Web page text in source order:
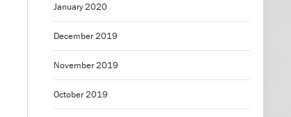
January 2020
December 2019
November 2019
October 2019